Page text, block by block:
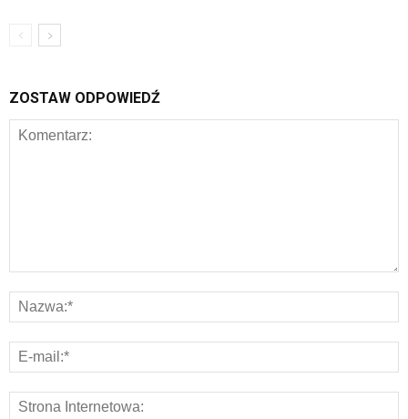
ZOSTAW ODPOWIEDŹ